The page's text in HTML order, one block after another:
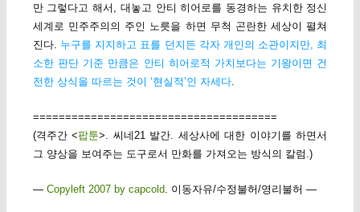
만 그렇다고 해서, 대놓고 안티 히어로를 동경하는 유치한 정신
세계로 민주주의의 주인 노릇을 하면 무척 곤란한 세상이 펼쳐
진다. 누구를 지지하고 표를 던지든 각자 개인의 소관이지만, 최
소한 판단 기준 만큼은 안티 히어로적 가치보다는 기왕이면 건
전한 상식을 따르는 것이 ‘현실적’인 자세다.
======================================
(격주간 <팝툰>. 씨네21 발간. 세상사에 대한 이야기를 하면서
그 양상을 보여주는 도구로서 만화를 가져오는 방식의 칼럼.)
— Copyleft 2007 by capcold . 이동자유/수정불허/영리불허 —